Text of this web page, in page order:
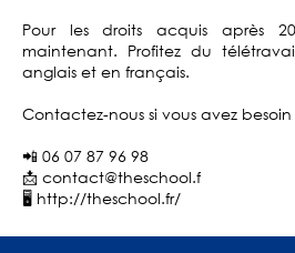
Pour les droits acquis après
maintenant. Profitez du
anglais et en français.
Contactez-nous si vous avez
📲 06 07 87 96 98
📩 contact@theschool.f
🖥 http://theschool.fr/